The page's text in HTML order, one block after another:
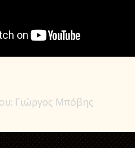
Γιώργος Μπόβης